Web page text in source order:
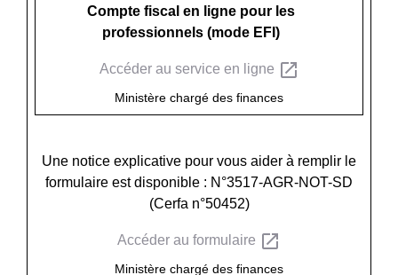
Compte fiscal en ligne pour les
professionnels (mode EFI)
Accéder au service en ligne open_in_new
Ministère chargé des finances
Une notice explicative pour vous aider à remplir le
formulaire est disponible : N°3517-AGR-NOT-SD
(Cerfa n°50452)
Accéder au formulaire open_in_new
Ministère chargé des finances